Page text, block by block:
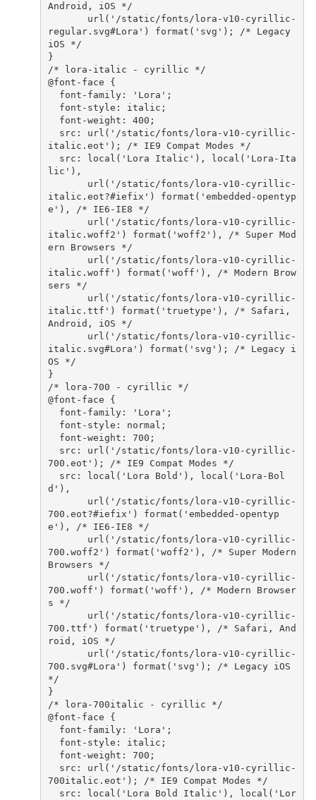
Android, iOS */
url ( '/static/fonts/lora-v10-cyrillic-
regular.svg#Lora' ) format ( 'svg' );
/* Legacy
iOS */
}
/* lora-italic - cyrillic */
@font-face
{
font-family: 'Lora' ;
font-style : italic ;
font-weight : 400 ;
src : url ( '/static/fonts/lora-v10-cyrillic-
italic.eot' );
/* IE9 Compat Modes */
src : local ( 'Lora Italic' ), local ( 'Lora-Ita
lic' ),
url ( '/static/fonts/lora-v10-cyrillic-
italic.eot?#iefix' ) format ( 'embedded-opentyp
e' ),
/* IE6-IE8 */
url ( '/static/fonts/lora-v10-cyrillic-
italic.woff2' ) format ( 'woff2' ),
/* Super Mod
ern Browsers */
url ( '/static/fonts/lora-v10-cyrillic-
italic.woff' ) format ( 'woff' ),
/* Modern Brow
sers */
url ( '/static/fonts/lora-v10-cyrillic-
italic.ttf' ) format ( 'truetype' ),
/* Safari,
Android, iOS */
url ( '/static/fonts/lora-v10-cyrillic-
italic.svg#Lora' ) format ( 'svg' );
/* Legacy i
OS */
}
/* lora-700 - cyrillic */
@font-face
{
font-family: 'Lora' ;
font-style : normal ;
font-weight : 700 ;
src : url ( '/static/fonts/lora-v10-cyrillic-
700.eot' );
/* IE9 Compat Modes */
src : local ( 'Lora Bold' ), local ( 'Lora-Bol
d' ),
url ( '/static/fonts/lora-v10-cyrillic-
700.eot?#iefix' ) format ( 'embedded-opentyp
e' ),
/* IE6-IE8 */
url ( '/static/fonts/lora-v10-cyrillic-
700.woff2' ) format ( 'woff2' ),
/* Super Modern
Browsers */
url ( '/static/fonts/lora-v10-cyrillic-
700.woff' ) format ( 'woff' ),
/* Modern Browser
s */
url ( '/static/fonts/lora-v10-cyrillic-
700.ttf' ) format ( 'truetype' ),
/* Safari, And
roid, iOS */
url ( '/static/fonts/lora-v10-cyrillic-
700.svg#Lora' ) format ( 'svg' );
/* Legacy iOS
*/
}
/* lora-700italic - cyrillic */
@font-face
{
font-family: 'Lora' ;
font-style : italic ;
font-weight : 700 ;
src : url ( '/static/fonts/lora-v10-cyrillic-
700italic.eot' );
/* IE9 Compat Modes */
src : local ( 'Lora Bold Italic' ), local ( 'Lor